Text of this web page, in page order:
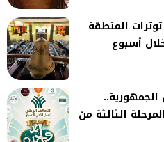
المنطقة
الثالثة من